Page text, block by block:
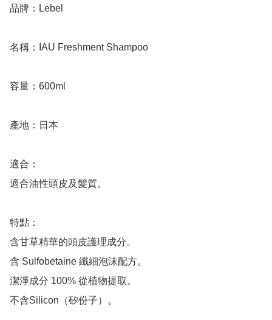
品牌：Lebel
名稱：IAU Freshment Shampoo
容量：600ml
產地：日本
適合：
適合油性頭皮及髮質。
特點：
含甘草精華的頭皮護理成分。
含 Sulfobetaine 纖細泡沫配方。
潔淨成分 100% 從植物提取。
不含Silicon（矽份子）。